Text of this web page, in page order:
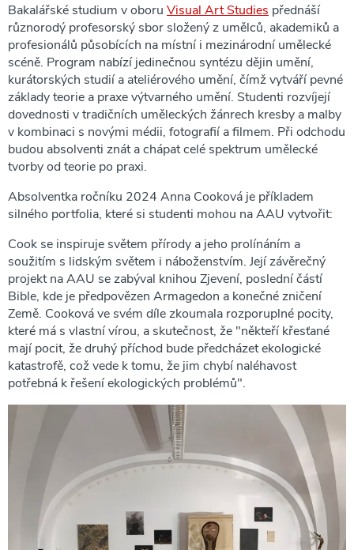
Bakalářské studium v oboru Visual Art Studies přednáší
různorodý profesorský sbor složený z umělců, akademiků a
profesionálů působících na místní i mezinárodní umělecké
scéně. Program nabízí jedinečnou syntézu dějin umění,
kurátorských studií a ateliérového umění, čímž vytváří pevné
základy teorie a praxe výtvarného umění. Studenti rozvíjejí
dovednosti v tradičních uměleckých žánrech kresby a malby
v kombinaci s novými médii, fotografií a filmem. Při odchodu
budou absolventi znát a chápat celé spektrum umělecké
tvorby od teorie po praxi.
Absolventka ročníku 2024 Anna Cooková je příkladem
silného portfolia, které si studenti mohou na AAU vytvořit:
Cook se inspiruje světem přírody a jeho prolínáním a
soužitím s lidským světem i náboženstvím. Její závěrečný
projekt na AAU se zabýval knihou Zjevení, poslední částí
Bible, kde je předpovězen Armagedon a konečné zničení
Země. Cooková ve svém díle zkoumala rozporuplné pocity,
které má s vlastní vírou, a skutečnost, že "někteří křesťané
mají pocit, že druhý příchod bude předcházet ekologické
katastrofě, což vede k tomu, že jim chybí naléhavost
potřebná k řešení ekologických problémů".